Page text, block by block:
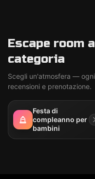
Escape room
categoria
Scegli un'atmosfera —
recensioni e prenotazione.
Festa di
compleanno per
bambini